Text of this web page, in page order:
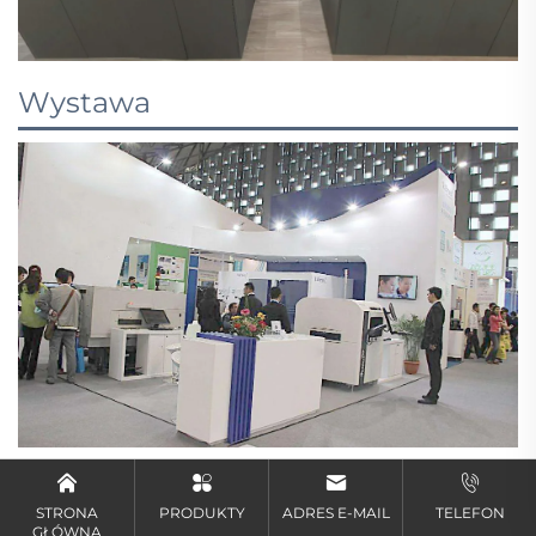
Wystawa
Często zadawane pytania
STRONA
GŁÓWNA
PRODUKTY ADRES E-MAIL TELEFON